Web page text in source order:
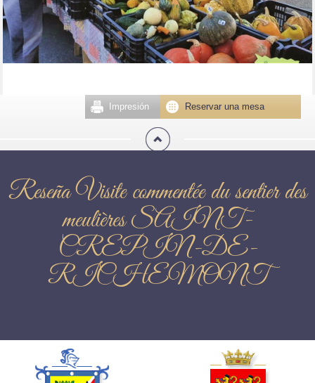
Reservar una mesa
Impresión
Reseña Visite commentée du sentier des
meulières SAINT-
CREPIN-DE-
RICHEMONT